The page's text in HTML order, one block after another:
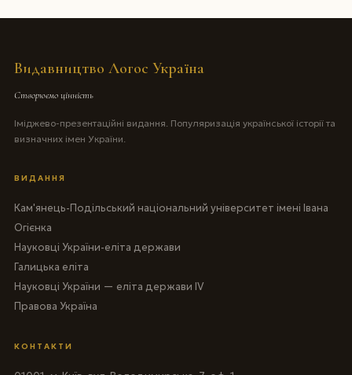
Видавництво Логос Україна
Створюємо цінність
Іміджево-презентаційні видання. Популяризація української історії та
визначних імен України.
ВИДАННЯ
Кам'янець-Подільський національний університет імені Івана
Огієнка
Науковці України-еліта держави
Галицька еліта
Науковці України — еліта держави IV
Правова Україна
КОНТАКТИ